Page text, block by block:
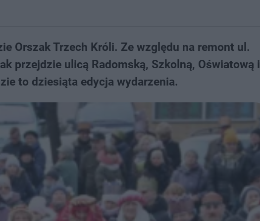
Orszak Trzech Króli. Ze względu na remont ul.
przejdzie ulicą Radomską, Szkolną, Oświatową i
to dziesiąta edycja wydarzenia.